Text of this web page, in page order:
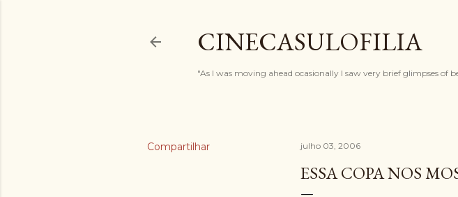
CINECASULOFILIA
"As I was moving ahead ocasionally I saw very brief glimpses of
Compartilhar julho 03, 2006
ESSA COPA NOS